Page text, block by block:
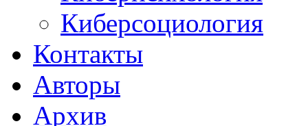
Киберсоциология
Контакты
Авторы
Архив